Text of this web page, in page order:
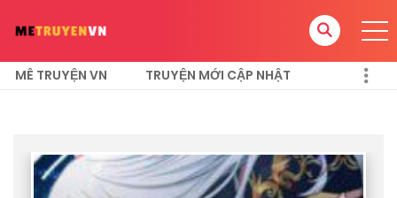
MÊ TRUYỆN VN TRUYỆN MỚI CẬP NHẬT